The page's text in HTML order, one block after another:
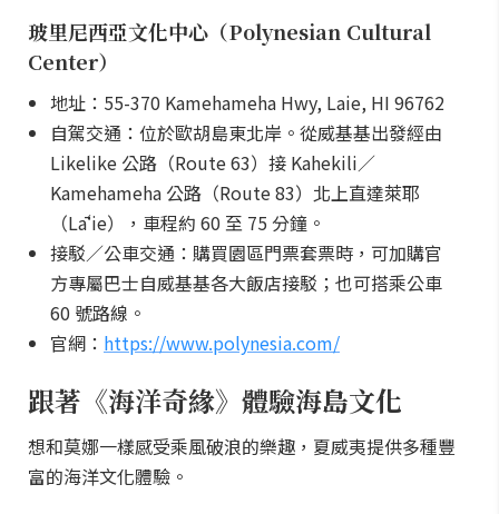
玻里尼西亞文化中心（Polynesian Cultural
Center）
地址：55-370 Kamehameha Hwy, Laie, HI 96762
自駕交通：位於歐胡島東北岸。從威基基出發經由
Likelike 公路（Route 63）接 Kahekili／
Kamehameha 公路（Route 83）北上直達萊耶
（Lāʻie），車程約 60 至 75 分鐘。
接駁／公車交通：購買園區門票套票時，可加購官
方專屬巴士自威基基各大飯店接駁；也可搭乘公車
60 號路線。
官網： https://www.polynesia.com/
跟著《海洋奇緣》體驗海島文化
想和莫娜一樣感受乘風破浪的樂趣，夏威夷提供多種豐
富的海洋文化體驗。